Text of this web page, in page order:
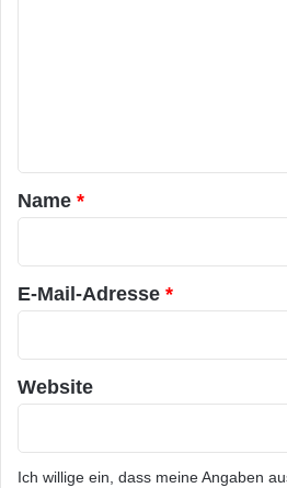
a
r
*
Name *
E-Mail-Adresse *
Website
Ich willige ein, dass meine Angaben